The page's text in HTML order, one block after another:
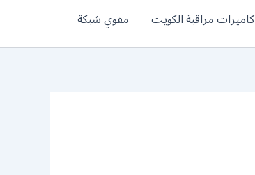
كاميرات مراقبة الكويت مقوي شبكة